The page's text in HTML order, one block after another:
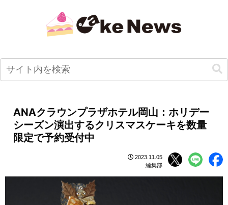
ANAクラウンプラザホテル岡山：ホリデー
シーズン演出するクリスマスケーキを数量
限定で予約受付中
2023.11.05
編集部